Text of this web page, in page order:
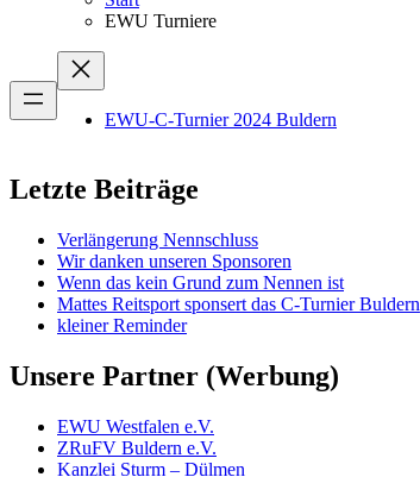
EWU Turniere
EWU-C-Turnier 2024 Buldern
Letzte Beiträge
Verlängerung Nennschluss
Wir danken unseren Sponsoren
Wenn das kein Grund zum Nennen ist
Mattes Reitsport sponsert das C-Turnier Buldern
kleiner Reminder
Unsere Partner (Werbung)
EWU Westfalen e.V.
ZRuFV Buldern e.V.
Kanzlei Sturm – Dülmen